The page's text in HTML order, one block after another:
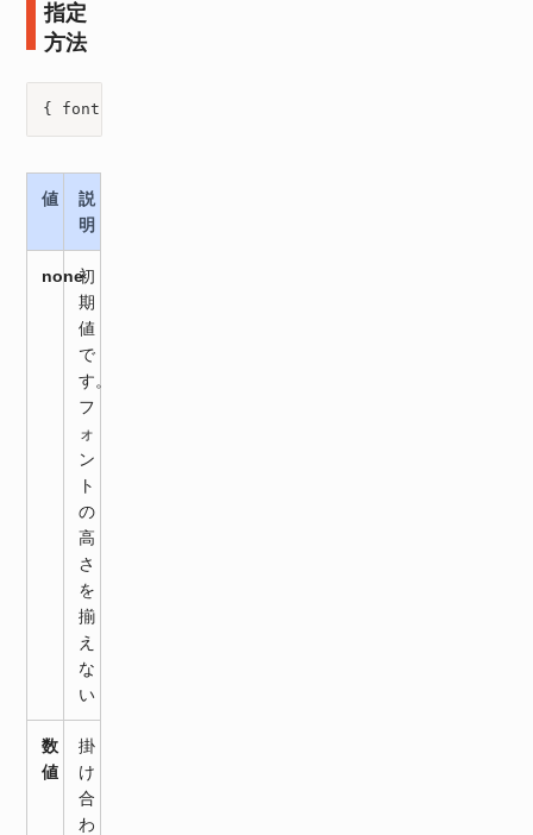
指定
方法
{ font-size-adjust: 値}
値
説
明
none初
期
値
で
す。
フ
ォ
ン
ト
の
高
さ
を
揃
え
な
い
数
値
掛
け
合
わ